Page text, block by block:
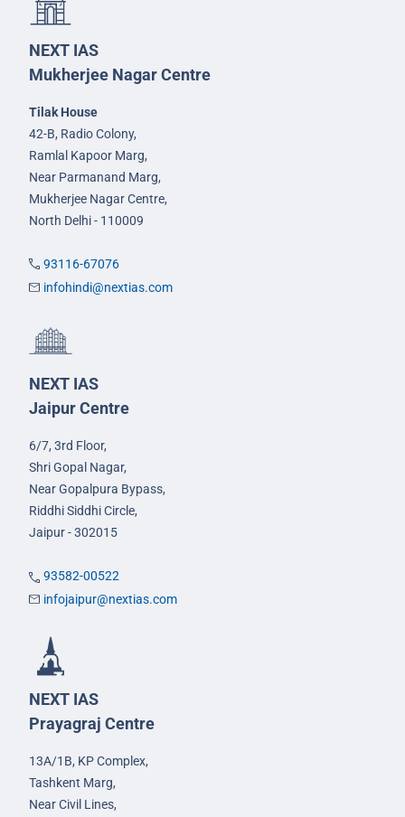
NEXT IAS
Mukherjee Nagar Centre
Tilak House
42-B, Radio Colony,
Ramlal Kapoor Marg,
Near Parmanand Marg,
Mukherjee Nagar Centre,
North Delhi - 110009
93116-67076
infohindi@nextias.com
NEXT IAS
Jaipur Centre
6/7, 3rd Floor,
Shri Gopal Nagar,
Near Gopalpura Bypass,
Riddhi Siddhi Circle,
Jaipur - 302015
93582-00522
infojaipur@nextias.com
NEXT IAS
Prayagraj Centre
13A/1B, KP Complex,
Tashkent Marg,
Near Civil Lines,